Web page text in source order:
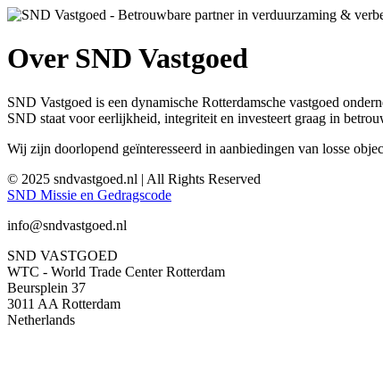
Over SND Vastgoed
SND Vastgoed is een dynamische Rotterdamsche vastgoed
SND staat voor eerlijkheid, integriteit en investeert graag in
Wij zijn doorlopend geïnteresseerd in aanbiedingen van losse
© 2025 sndvastgoed.nl | All Rights Reserved
SND Missie en Gedragscode
info@sndvastgoed.nl
SND VASTGOED
WTC - World Trade Center Rotterdam
Beursplein 37
3011 AA Rotterdam
Netherlands